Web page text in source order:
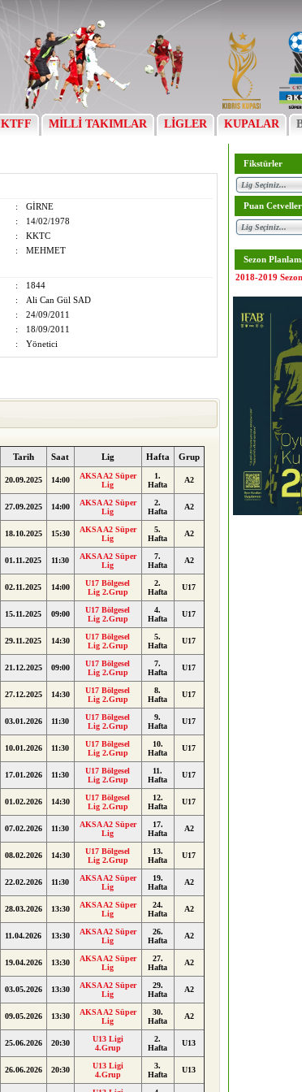
KTFF MİLLİ TAKIMLAR LİGLER KUPALAR
:
GİRNE
:
14/02/1978
:
KKTC
: MEHMET
:
1844
:
Ali Can Gül SAD
:
24/09/2011
:
18/09/2011
: Yönetici
Tarih Saat Lig Hafta Grup
20.09.2025 14:00
AKSA A2 Süper
Lig
1.
Hafta
A2
27.09.2025 14:00
AKSA A2 Süper
Lig
2.
Hafta
A2
18.10.2025 15:30
AKSA A2 Süper
Lig
5.
Hafta
A2
01.11.2025 11:30
AKSA A2 Süper
Lig
7.
Hafta
A2
02.11.2025 14:00
U17 Bölgesel
Lig 2.Grup
2.
Hafta
U17
15.11.2025 09:00
U17 Bölgesel
Lig 2.Grup
4.
Hafta
U17
29.11.2025 14:30
U17 Bölgesel
Lig 2.Grup
5.
Hafta
U17
21.12.2025 09:00
U17 Bölgesel
Lig 2.Grup
7.
Hafta
U17
27.12.2025 14:30
U17 Bölgesel
Lig 2.Grup
8.
Hafta
U17
03.01.2026 11:30
U17 Bölgesel
Lig 2.Grup
9.
Hafta
U17
10.01.2026 11:30
U17 Bölgesel
Lig 2.Grup
10.
Hafta
U17
17.01.2026 11:30
U17 Bölgesel
Lig 2.Grup
11.
Hafta
U17
01.02.2026 14:30
U17 Bölgesel
Lig 2.Grup
12.
Hafta
U17
07.02.2026 11:30
AKSA A2 Süper
Lig
17.
Hafta
A2
08.02.2026 14:30
U17 Bölgesel
Lig 2.Grup
13.
Hafta
U17
22.02.2026 11:30
AKSA A2 Süper
Lig
19.
Hafta
A2
28.03.2026 13:30
AKSA A2 Süper
Lig
24.
Hafta
A2
11.04.2026 13:30
AKSA A2 Süper
Lig
26.
Hafta
A2
19.04.2026 13:30
AKSA A2 Süper
Lig
27.
Hafta
A2
03.05.2026 13:30
AKSA A2 Süper
Lig
29.
Hafta
A2
09.05.2026 13:30
AKSA A2 Süper
Lig
30.
Hafta
A2
25.06.2026 20:30
U13 Ligi
4.Grup
2.
Hafta
U13
26.06.2026 20:30
U13 Ligi
4.Grup
3.
Hafta
U13
Fikstürler
Puan
Sezon
2018-2019